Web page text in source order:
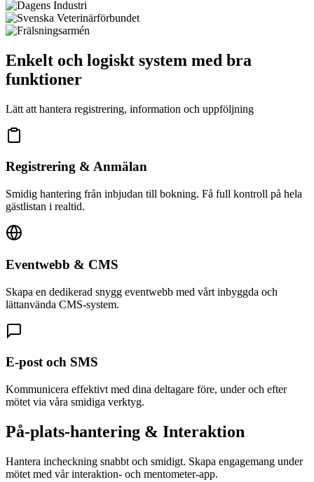
Enkelt och logiskt system med bra
funktioner
Lätt att hantera registrering, information och uppföljning
Registrering & Anmälan
Smidig hantering från inbjudan till bokning. Få full kontroll på hela
gästlistan i realtid.
Eventwebb & CMS
Skapa en dedikerad snygg eventwebb med vårt inbyggda och
lättanvända CMS-system.
E-post och SMS
Kommunicera effektivt med dina deltagare före, under och efter
mötet via våra smidiga verktyg.
På-plats-hantering & Interaktion
Hantera incheckning snabbt och smidigt. Skapa engagemang under
mötet med vår interaktion- och mentometer-app.